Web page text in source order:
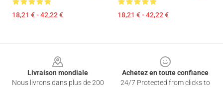
18,21 € - 42,22 € 18,21 € - 42,22 €
Livraison mondiale
Nous livrons dans plus de 200
Achetez en toute confiance
24/7 Protected from clicks to